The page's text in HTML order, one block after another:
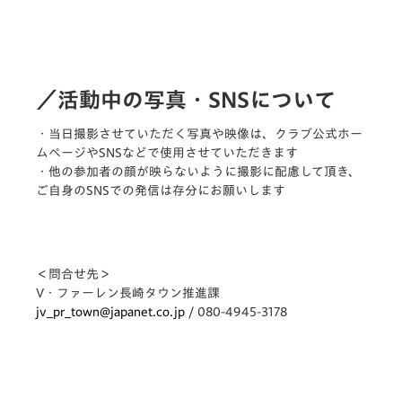
／活動中の写真・SNSについて
・当日撮影させていただく写真や映像は、クラブ公式ホー
ムページやSNSなどで使用させていただきます
・他の参加者の顔が映らないように撮影に配慮して頂き、
ご自身のSNSでの発信は存分にお願いします
＜問合せ先＞
V・ファーレン長崎タウン推進課
jv_pr_town@japanet.co.jp / 080-4945-3178